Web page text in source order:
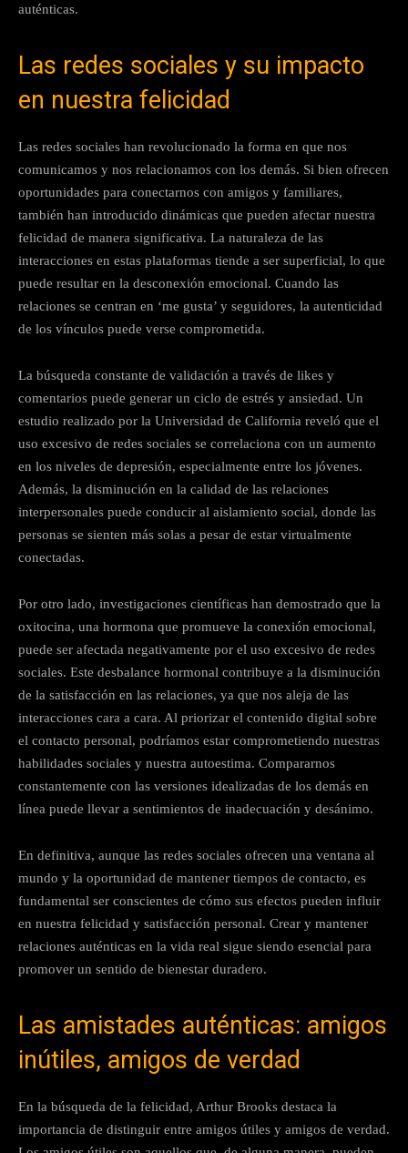
auténticas.
Las redes sociales y su impacto
en nuestra felicidad
Las redes sociales han revolucionado la forma en que nos
comunicamos y nos relacionamos con los demás. Si bien ofrecen
oportunidades para conectarnos con amigos y familiares,
también han introducido dinámicas que pueden afectar nuestra
felicidad de manera significativa. La naturaleza de las
interacciones en estas plataformas tiende a ser superficial, lo que
puede resultar en la desconexión emocional. Cuando las
relaciones se centran en ‘me gusta’ y seguidores, la autenticidad
de los vínculos puede verse comprometida.
La búsqueda constante de validación a través de likes y
comentarios puede generar un ciclo de estrés y ansiedad. Un
estudio realizado por la Universidad de California reveló que el
uso excesivo de redes sociales se correlaciona con un aumento
en los niveles de depresión, especialmente entre los jóvenes.
Además, la disminución en la calidad de las relaciones
interpersonales puede conducir al aislamiento social, donde las
personas se sienten más solas a pesar de estar virtualmente
conectadas.
Por otro lado, investigaciones científicas han demostrado que la
oxitocina, una hormona que promueve la conexión emocional,
puede ser afectada negativamente por el uso excesivo de redes
sociales. Este desbalance hormonal contribuye a la disminución
de la satisfacción en las relaciones, ya que nos aleja de las
interacciones cara a cara. Al priorizar el contenido digital sobre
el contacto personal, podríamos estar comprometiendo nuestras
habilidades sociales y nuestra autoestima. Compararnos
constantemente con las versiones idealizadas de los demás en
línea puede llevar a sentimientos de inadecuación y desánimo.
En definitiva, aunque las redes sociales ofrecen una ventana al
mundo y la oportunidad de mantener tiempos de contacto, es
fundamental ser conscientes de cómo sus efectos pueden influir
en nuestra felicidad y satisfacción personal. Crear y mantener
relaciones auténticas en la vida real sigue siendo esencial para
promover un sentido de bienestar duradero.
Las amistades auténticas: amigos
inútiles, amigos de verdad
En la búsqueda de la felicidad, Arthur Brooks destaca la
importancia de distinguir entre amigos útiles y amigos de verdad.